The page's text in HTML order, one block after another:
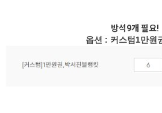
방석9개 필요!
옵션 : 커스텀1만원